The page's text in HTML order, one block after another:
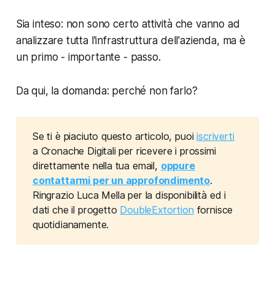
Sia inteso: non sono certo attività che vanno ad
analizzare tutta l'infrastruttura dell'azienda, ma è
un primo - importante - passo.
Da qui, la domanda: perché non farlo?
Se ti è piaciuto questo articolo, puoiiscriverti
a Cronache Digitali per ricevere i prossimi
direttamente nella tua email, oppure
contattarmi per un approfondimento.
Ringrazio Luca Mella per la disponibilità ed i
dati che il progetto DoubleExtortion fornisce
quotidianamente.